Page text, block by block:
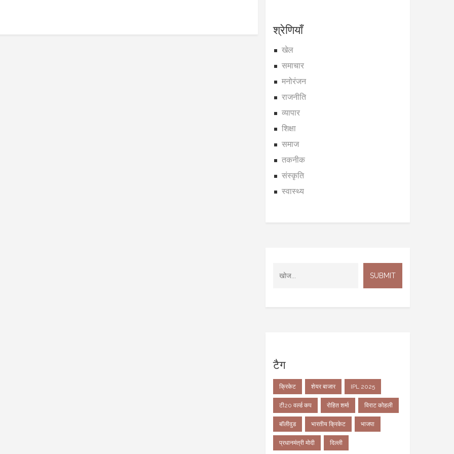
श्रेणियाँ
खेल
समाचार
मनोरंजन
राजनीति
व्यापार
शिक्षा
समाज
तकनीक
संस्कृति
स्वास्थ्य
टैग
क्रिकेट शेयर बाजार IPL 2025
टी20 वर्ल्ड कप रोहित शर्मा विराट कोहली
बॉलीवुड भारतीय क्रिकेट भाजपा
प्रधानमंत्री मोदी दिल्ली